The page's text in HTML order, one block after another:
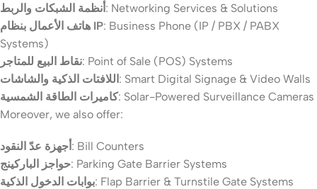
أنظمة الشبكات والربط: Networking Services & Solutions
هاتف الأعمال بنظام IP: Business Phone (IP / PBX / PABX
Systems)
نقاط البيع للمتاجر: Point of Sale (POS) Systems
اللافتات الذكية والشاشات: Smart Digital Signage & Video Walls
كاميرات الطاقة الشمسية: Solar-Powered Surveillance Cameras
Moreover, we also offer:
أجهزة عدّ النقود: Bill Counters
حواجز الباركينج: Parking Gate Barrier Systems
بوابات الدخول الذكية: Flap Barrier & Turnstile Gate Systems